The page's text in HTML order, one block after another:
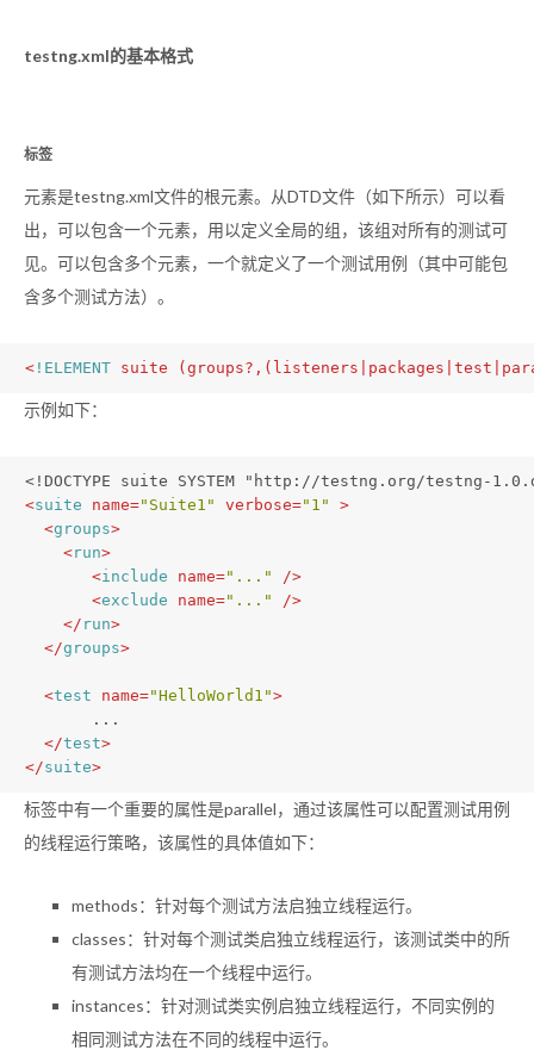
testng.xml的基本格式
标签
元素是testng.xml文件的根元素。从DTD文件（如下所示）可以看
出， 可以包含一个元素，用以定义全局的组，该组对所有的测试可
见。 可以包含多个元素，一个就定义了一个测试用例（其中可能包
含多个测试方法）。
< !ELEMENT suite ( groups?,( listeners packages test
示例如下：
<!DOCTYPE suite SYSTEM "http://testng.org/testng-
<suite name="Suite1" verbose="1"
>
<groups>
<run>
<include name="..."
/>
<exclude name="..."
/>
</ run>
</groups>
<test name="HelloWorld1">
       ...
</test>
</suite>
标签中有一个重要的属性是parallel，通过该属性可以配置测试用例
的线程运行策略，该属性的具体值如下：
methods：针对每个测试方法启独立线程运行。
classes：针对每个测试类启独立线程运行，该测试类中的所
有测试方法均在一个线程中运行。
instances：针对测试类实例启独立线程运行，不同实例的
相同测试方法在不同的线程中运行。